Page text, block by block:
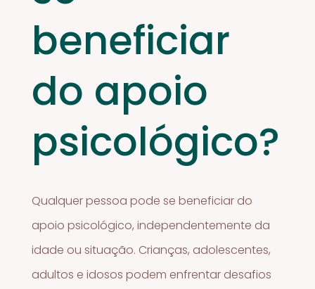
beneficiar
do apoio
psicológico?
Qualquer pessoa pode se beneficiar do
apoio psicológico, independentemente da
idade ou situação. Crianças, adolescentes,
adultos e idosos podem enfrentar desafios